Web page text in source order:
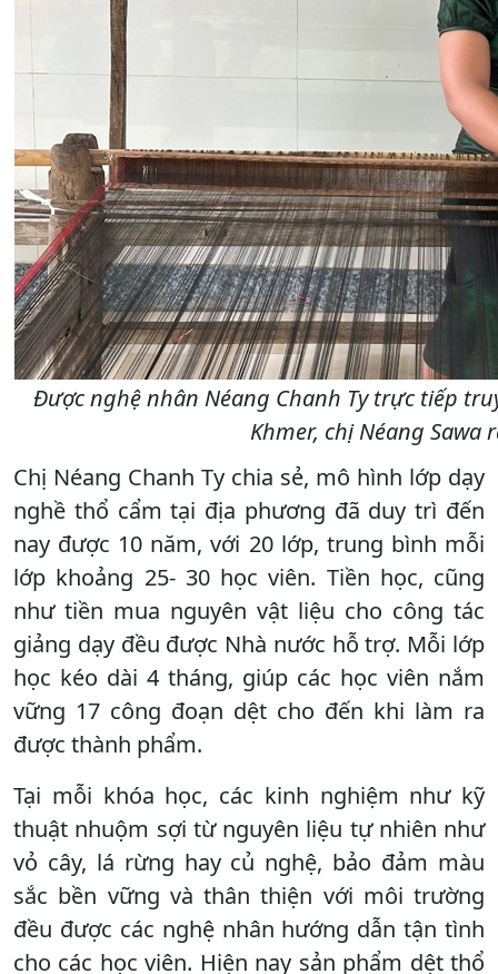
Được nghệ nhân Néang Chanh Ty trực tiếp
Khmer, chị Néang Sawa
Chị Néang Chanh Ty chia sẻ, mô hình lớp dạy
nghề thổ cẩm tại địa phương đã duy trì đến
nay được 10 năm, với 20 lớp, trung bình mỗi
lớp khoảng 25- 30 học viên. Tiền học, cũng
như tiền mua nguyên vật liệu cho công tác
giảng dạy đều được Nhà nước hỗ trợ. Mỗi lớp
học kéo dài 4 tháng, giúp các học viên nắm
vững 17 công đoạn dệt cho đến khi làm ra
được thành phẩm.
Tại mỗi khóa học, các kinh nghiệm như kỹ
thuật nhuộm sợi từ nguyên liệu tự nhiên như
vỏ cây, lá rừng hay củ nghệ, bảo đảm màu
sắc bền vững và thân thiện với môi trường
đều được các nghệ nhân hướng dẫn tận tình
cho các học viên. Hiện nay sản phẩm dệt thổ